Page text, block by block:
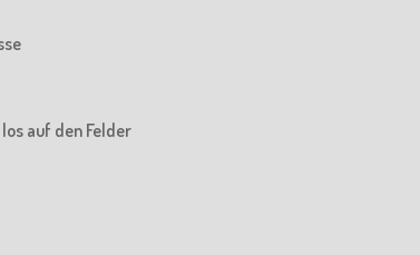
los auf den Felder